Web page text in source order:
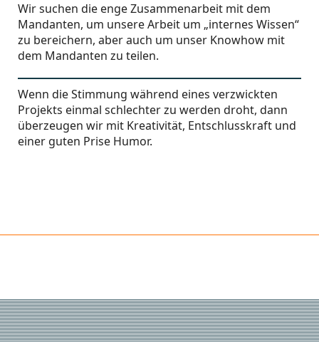
Wir suchen die enge Zusammenarbeit mit dem
Mandanten, um unsere Arbeit um „internes Wissen“
zu bereichern, aber auch um unser Knowhow mit
dem Mandanten zu teilen.
Wenn die Stimmung während eines verzwickten
Projekts einmal schlechter zu werden droht, dann
überzeugen wir mit Kreativität, Entschlusskraft und
einer guten Prise Humor.